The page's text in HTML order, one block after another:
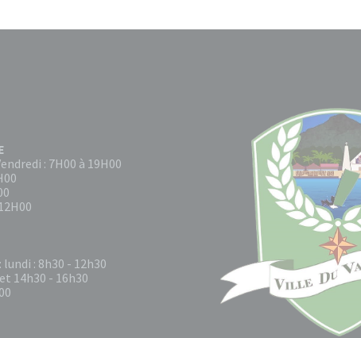
: 7H00 à 19H00
: 8h30 - 12h30
14h30 - 16h30